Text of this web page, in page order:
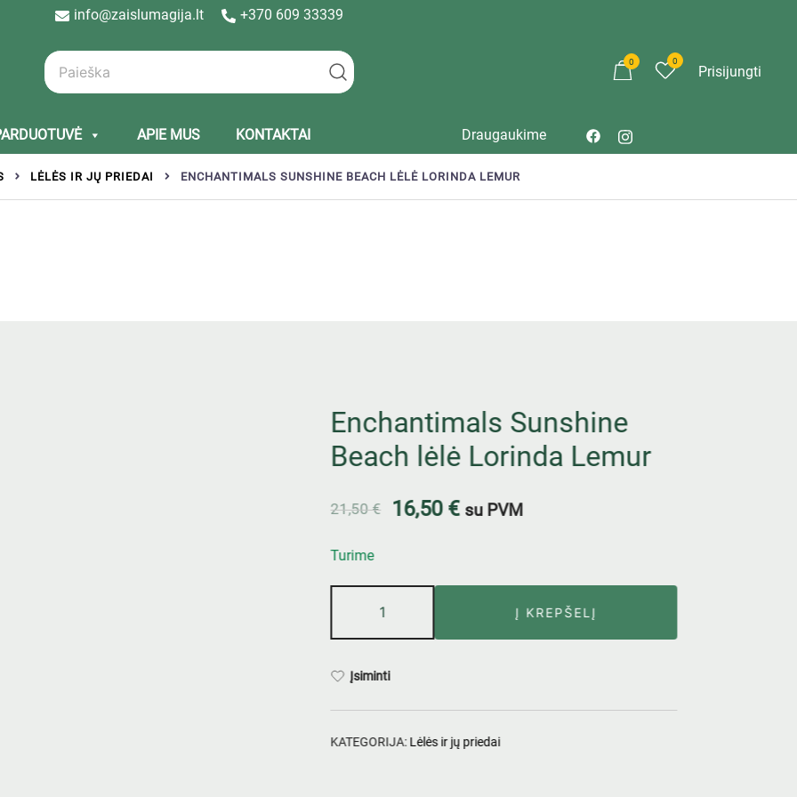
info@zaislumagija.lt +370 609 33339
0 0
Prisijungti
APIE MUS KONTAKTAI Draugaukime
LĖLĖS IR JŲ PRIEDAI ENCHANTIMALS SUNSHINE BEACH LĖLĖ LORINDA LEMUR
Enchantimals Sunshine
Beach lėlė Lorinda Lemur
21,50€ 16,50 € su PVM
Turime
Į KREPŠELĮ
Įsiminti
KATEGORIJA:Lėlės ir jų priedai